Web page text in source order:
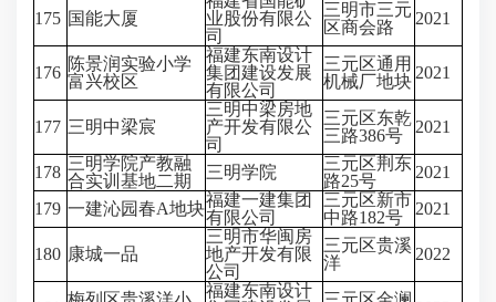
175 国能大厦
业股份有限公
司
三明市三元
区商会路
2021
176 陈景润实验小学
富兴校区
福建东南设计
集团建设发展
有限公司
三元区通用
机械厂地块 2021
177 三明中梁宸
三明中梁房地
产开发有限公
司
三元区东乾
三路386号
2021
178 三明学院产教融
合实训基地二期
三明学院
三元区荆东
路25号
2021
179 一建沁园春A地块福建一建集团
有限公司
三元区新市
中路182号
2021
180 康城一品
三明市华闽房
地产开发有限
公司
三元区贵溪
洋
2022
福建东南设计